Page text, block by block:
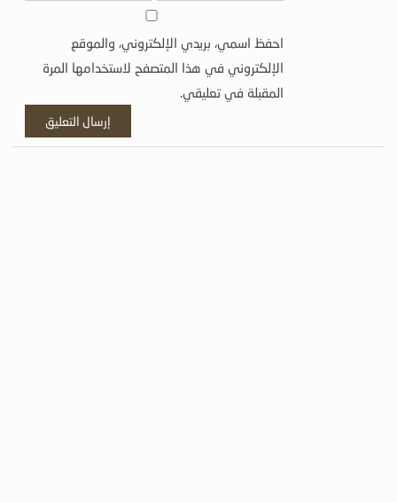
احفظ اسمي، بريدي الإلكتروني، والموقع
الإلكتروني في هذا المتصفح لاستخدامها المرة
المقبلة في تعليقي.